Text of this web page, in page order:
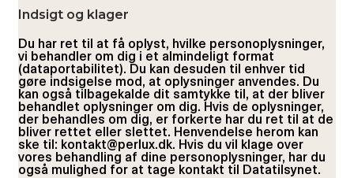
Indsigt og klager
Du har ret til at få oplyst, hvilke personoplysninger,
vi behandler om dig i et almindeligt format
(dataportabilitet). Du kan desuden til enhver tid
gøre indsigelse mod, at oplysninger anvendes. Du
kan også tilbagekalde dit samtykke til, at der bliver
behandlet oplysninger om dig. Hvis de oplysninger,
der behandles om dig, er forkerte har du ret til at de
bliver rettet eller slettet. Henvendelse herom kan
ske til: kontakt@perlux.dk. Hvis du vil klage over
vores behandling af dine personoplysninger, har du
også mulighed for at tage kontakt til Datatilsynet.